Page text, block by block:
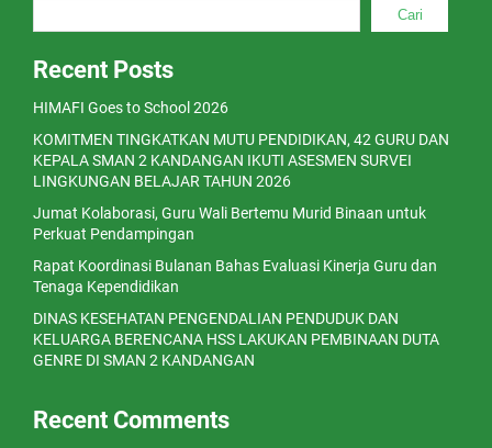
Cari
Recent Posts
HIMAFI Goes to School 2026
KOMITMEN TINGKATKAN MUTU PENDIDIKAN, 42 GURU DAN
KEPALA SMAN 2 KANDANGAN IKUTI ASESMEN SURVEI
LINGKUNGAN BELAJAR TAHUN 2026
Jumat Kolaborasi, Guru Wali Bertemu Murid Binaan untuk
Perkuat Pendampingan
Rapat Koordinasi Bulanan Bahas Evaluasi Kinerja Guru dan
Tenaga Kependidikan
DINAS KESEHATAN PENGENDALIAN PENDUDUK DAN
KELUARGA BERENCANA HSS LAKUKAN PEMBINAAN DUTA
GENRE DI SMAN 2 KANDANGAN
Recent Comments